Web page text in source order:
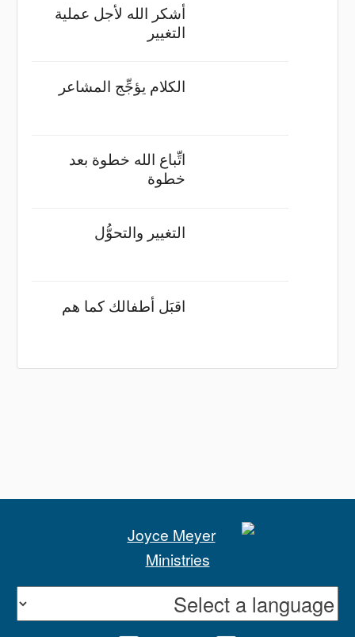
أشكر الله لأجل عملية
التغيير
الكلام يؤجِّج المشاعر
اتِّباع الله خطوة بعد
خطوة
التغيير والتحوُّل
اقبَل أطفالك كما هم